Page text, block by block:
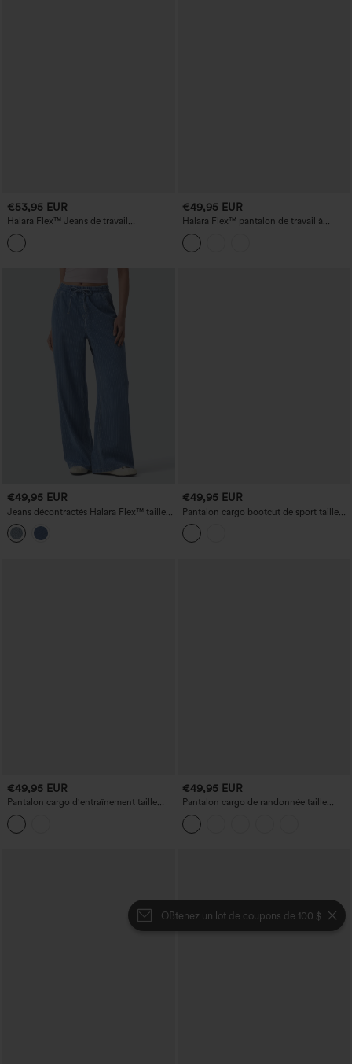
OBtenez un lot de coupons de 100 $
€53,95 EUR
Halara Flex™ Jeans de travail
asymétriques, taille basse, jambes larges,
à rayures, avec poches
€49,95 EUR
Halara Flex™ pantalon de travail à
carreaux taille haute, coupe droite, avec
poches
€49,95 EUR
Jeans décontractés Halara Flex™ taille
mi-haute, à cordon, coupe large, à
rayures, avec poches
€49,95 EUR
Pantalon cargo bootcut de sport taille
mi-haute, froncé à cordon, avec poches
€49,95 EUR
Pantalon cargo d'entraînement taille
haute, à cordon, jambe large, à séchage
rapide et toucher frais, avec poches —
UPF40+
€49,95 EUR
Pantalon cargo de randonnée taille
haute slim en polaire avec poches